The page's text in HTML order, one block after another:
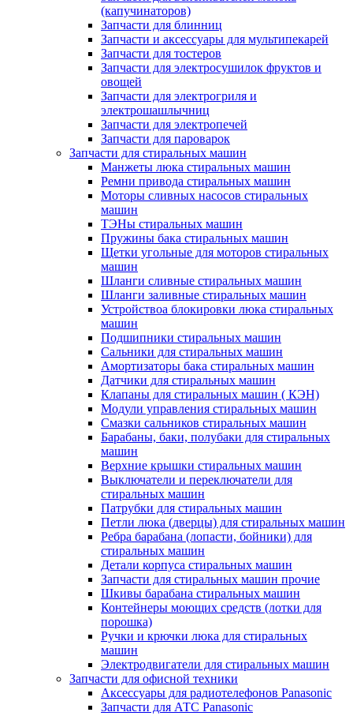
(капучинаторов)
Запчасти для блинниц
Запчасти и аксессуары для мультипекарей
Запчасти для тостеров
Запчасти для электросушилок фруктов и
овощей
Запчасти для электрогриля и
электрошашлычниц
Запчасти для электропечей
Запчасти для пароварок
Запчасти для стиральных машин
Манжеты люка стиральных машин
Ремни привода стиральных машин
Моторы сливных насосов стиральных
машин
ТЭНы стиральных машин
Пружины бака стиральных машин
Щетки угольные для моторов стиральных
машин
Шланги сливные стиральных машин
Шланги заливные стиральных машин
Устройствоа блокировки люка стиральных
машин
Подшипники стиральных машин
Сальники для стиральных машин
Амортизаторы бака стиральных машин
Датчики для стиральных машин
Клапаны для стиральных машин ( КЭН)
Модули управления стиральных машин
Смазки сальников стиральных машин
Барабаны, баки, полубаки для стиральных
машин
Верхние крышки стиральных машин
Выключатели и переключатели для
стиральных машин
Патрубки для стиральных машин
Петли люка (дверцы) для стиральных машин
Ребра барабана (лопасти, бойники) для
стиральных машин
Детали корпуса стиральных машин
Запчасти для стиральных машин прочие
Шкивы барабана стиральных машин
Контейнеры моющих средств (лотки для
порошка)
Ручки и крючки люка для стиральных
машин
Электродвигатели для стиральных машин
Запчасти для офисной техники
Аксессуары для радиотелефонов Panasonic
Запчасти для АТС Panasonic